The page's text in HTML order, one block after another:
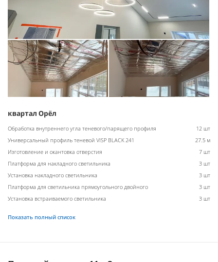
квартал Орёл
Обработка внутреннего угла теневого/парящего профиля
12 шт
Универсальный профиль теневой VISP BLACK 241
27.5 м
Изготовление и окантовка отверстия
7 шт
Платформа для накладного светильника
3 шт
Установка накладного светильника
3 шт
Платформа для светильника прямоугольного двойного
3 шт
Установка встраиваемого светильника
3 шт
Показать полный список